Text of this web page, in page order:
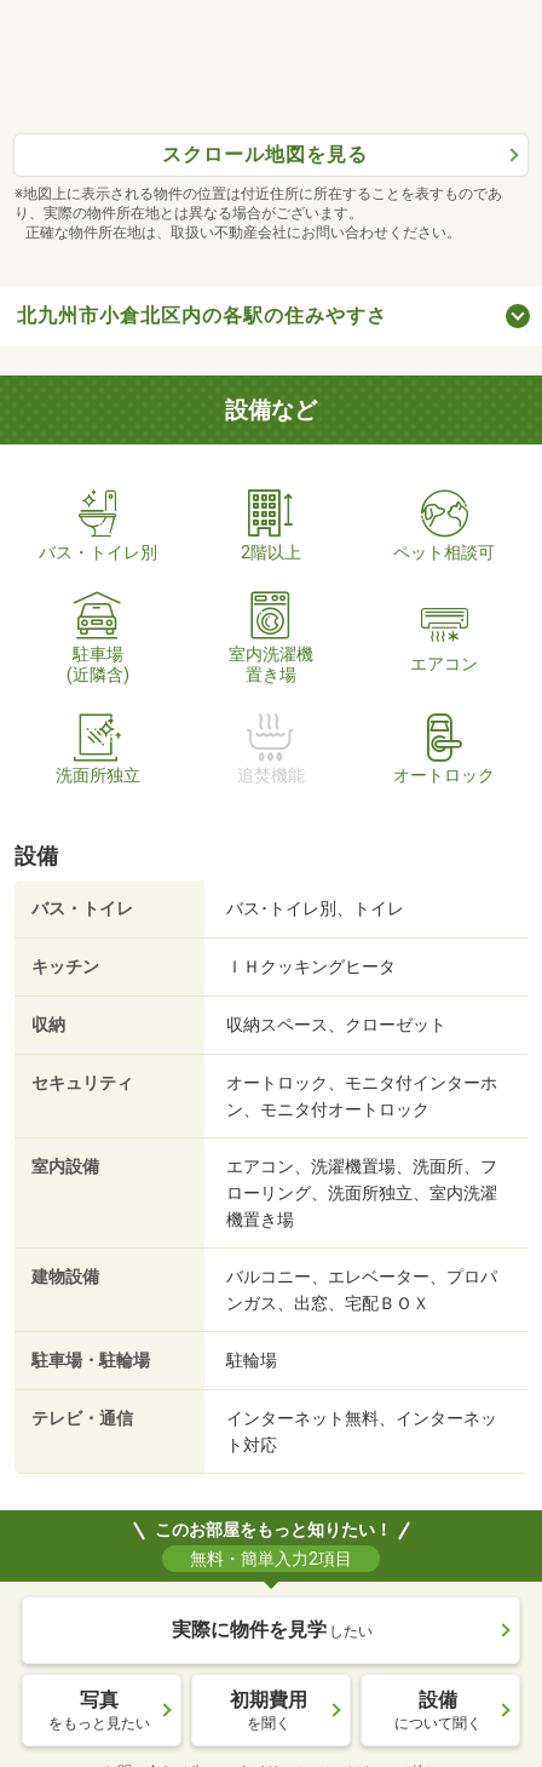
スクロール地図を見る
※地図上に表示される物件の位置は付近住所に所在することを表すものであ
り、実際の物件所在地とは異なる場合がございます。
正確な物件所在地は、取扱い不動産会社にお問い合わせください。
北九州市小倉北区内の各駅の住みやすさ
設備など
バス・トイレ別 2階以上 ペット相談可
駐車場
(近隣含)
室内洗濯機
置き場
エアコン
洗面所独立 追焚機能 オートロック
設備
バス・トイレ バス･トイレ別、トイレ
キッチン ＩＨクッキングヒータ
収納 収納スペース、クローゼット
セキュリティ
オートロック、モニタ付インターホ
ン、モニタ付オートロック
室内設備
エアコン、洗濯機置場、洗面所、フ
ローリング、洗面所独立、室内洗濯
機置き場
建物設備
バルコニー、エレベーター、プロパ
ンガス、出窓、宅配ＢＯＸ
駐車場・駐輪場 駐輪場
テレビ・通信
インターネット無料、インターネッ
ト対応
このお部屋をもっと知りたい！
無料・簡単入力2項目
実際に物件を見学 したい
写真
をもっと見たい
初期費用
を聞く
設備
について聞く